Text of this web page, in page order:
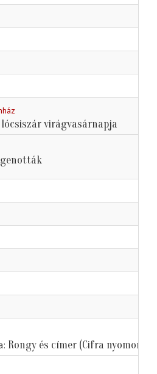
lócsiszár virágvasárnapja
Rongy és címer (Cifra